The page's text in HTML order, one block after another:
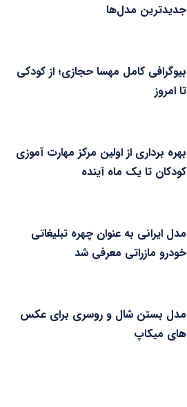
جدیدترین مدل‌ها
بیوگرافی کامل مهسا حجازی؛ از کودکی
تا امروز
بهره برداری از اولین مرکز مهارت آموزی
کودکان تا یک ماه آینده
مدل ایرانی به عنوان چهره تبلیغاتی
خودرو مازراتی معرفی شد
مدل بستن شال و روسری برای عکس
های میکاپ